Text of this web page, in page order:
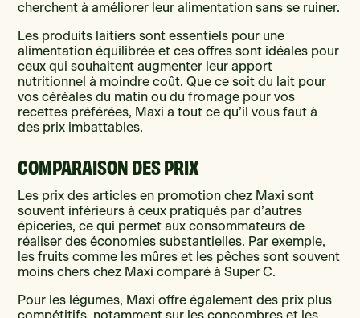
cherchent à améliorer leur alimentation sans se ruiner.
Les produits laitiers sont essentiels pour une
alimentation équilibrée et ces offres sont idéales pour
ceux qui souhaitent augmenter leur apport
nutritionnel à moindre coût. Que ce soit du lait pour
vos céréales du matin ou du fromage pour vos
recettes préférées, Maxi a tout ce qu’il vous faut à
des prix imbattables.
COMPARAISON DES PRIX
Les prix des articles en promotion chez Maxi sont
souvent inférieurs à ceux pratiqués par d’autres
épiceries, ce qui permet aux consommateurs de
réaliser des économies substantielles. Par exemple,
les fruits comme les mûres et les pêches sont souvent
moins chers chez Maxi comparé à Super C.
Pour les légumes, Maxi offre également des prix plus